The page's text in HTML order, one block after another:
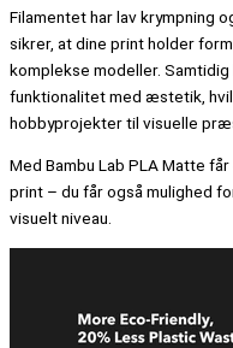
Filamentet har lav krympning
sikrer, at dine print holder
komplekse modeller.
funktionalitet med æstetik,
hobbyprojekter til visuelle
Med Bambu Lab PLA Matte
print – du får også mulighed
visuelt niveau.